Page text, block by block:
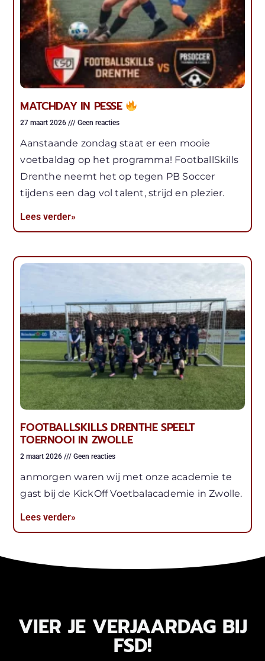
MATCHDAY IN PESSE
27 maart 2026 Geen reacties
Aanstaande zondag staat er een mooie
voetbaldag op het programma! FootballSkills
Drenthe neemt het op tegen PB Soccer
tijdens een dag vol talent, strijd en plezier.
Lees verder»
FOOTBALLSKILLS DRENTHE SPEELT
TOERNOOI IN ZWOLLE
2 maart 2026 Geen reacties
anmorgen waren wij met onze academie te
gast bij de KickOff Voetbalacademie in Zwolle.
Lees verder»
VIER JE VERJAARDAG BIJ
FSD!